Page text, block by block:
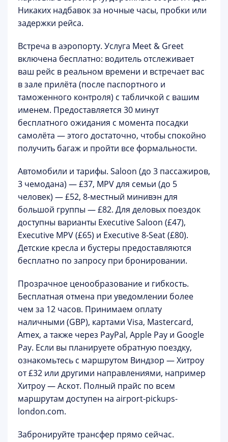
Никаких надбавок за ночные часы, пробки или
задержки рейса.
Встреча в аэропорту. Услуга Meet & Greet
включена бесплатно: водитель отслеживает
ваш рейс в реальном времени и встречает вас
в зале прилёта (после паспортного и
таможенного контроля) с табличкой с вашим
именем. Предоставляется 30 минут
бесплатного ожидания с момента посадки
самолёта — этого достаточно, чтобы спокойно
получить багаж и пройти все формальности.
Автомобили и тарифы. Saloon (до 3 пассажиров,
3 чемодана) — £37, MPV для семьи (до 5
человек) — £52, 8-местный минивэн для
большой группы — £82. Для деловых поездок
доступны варианты Executive Saloon (£47),
Executive MPV (£65) и Executive 8-Seat (£80).
Детские кресла и бустеры предоставляются
бесплатно по запросу при бронировании.
Прозрачное ценообразование и гибкость.
Бесплатная отмена при уведомлении более
чем за 12 часов. Принимаем оплату
наличными (GBP), картами Visa, Mastercard,
Amex, а также через PayPal, Apple Pay и Google
Pay. Если вы планируете обратную поездку,
ознакомьтесь с маршрутом Виндзор — Хитроу
от £32 или другими направлениями, например
Хитроу — Аскот. Полный прайс по всем
маршрутам доступен на airport-pickups-
london.com.
Забронируйте трансфер прямо сейчас.